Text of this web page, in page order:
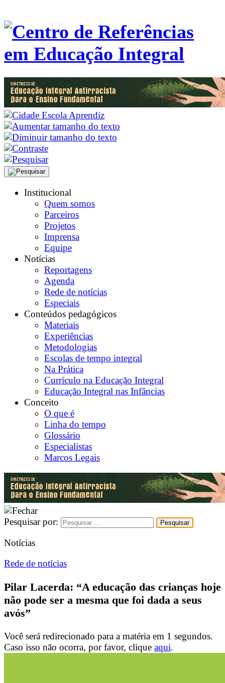
Institucional
Quem somos
Parceiros
Projetos
Imprensa
Equipe
Notícias
Reportagens
Agenda
Rede de notícias
Especiais
Conteúdos pedagógicos
Materiais
Experiências
Metodologias
Escolas de tempo integral
Na Prática
Currículo na Educação Integral
Educação Integral nas Infâncias
Conceito
O que é
Linha do tempo
Glossário
Especialistas
Marcos Legais
Pesquisar por:
Notícias
Rede de notícias
Pilar Lacerda: “A educação das crianças hoje
não pode ser a mesma que foi dada a seus
avós”
Você será redirecionado para a matéria em 1 segundos.
Caso isso não ocorra, por favor, clique aqui.